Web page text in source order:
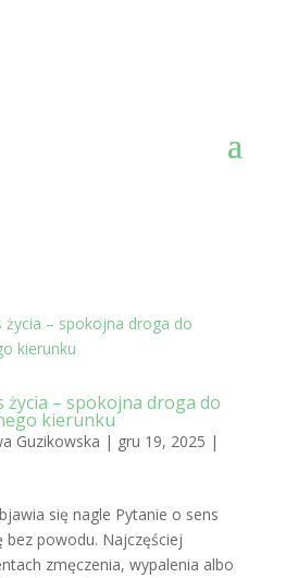
życia – spokojna droga do
kierunku
Guzikowska | gru 19, 2025 |
się nagle Pytanie o sens
bez powodu. Najczęściej
zmęczenia, wypalenia albo